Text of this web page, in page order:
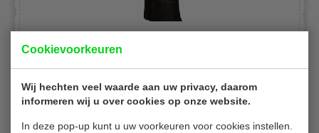
Cookievoorkeuren
Wij hechten veel waarde aan uw privacy, daarom
informeren wij u over cookies op onze website.
In deze pop-up kunt u uw voorkeuren voor cookies instellen.
Gerelateerde producten